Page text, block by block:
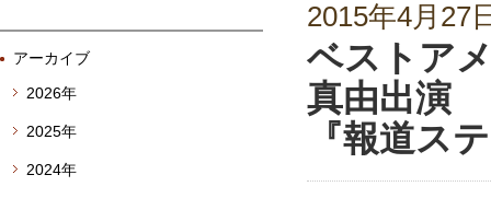
2015年4月27
ベストア
真由出演
『報道ス
アーカイブ
2026年
2025年
2024年